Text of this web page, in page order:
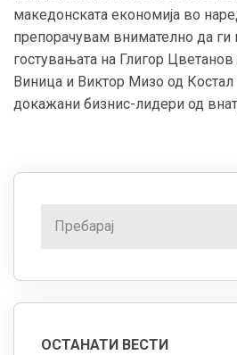
македонската економија во
препорачувам внимателно да ги
гостувањата на Глигор
Виница и Виктор Мизо од Костал
докажани бизнис-лидери од
ОСТАНАТИ ВЕСТИ